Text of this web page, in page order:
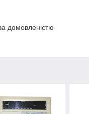
домовленістю